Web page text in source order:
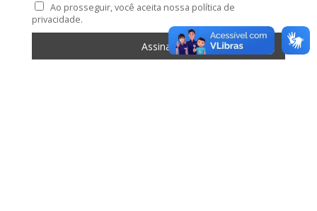
Ao prosseguir, você aceita nossa política de
privacidade.